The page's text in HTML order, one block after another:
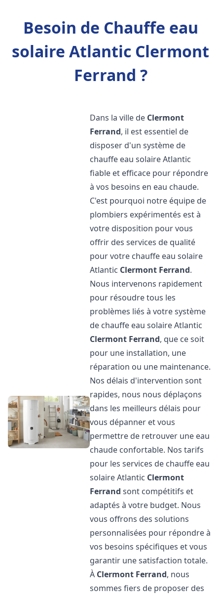
Besoin de Chauffe eau
solaire Atlantic Clermont
Ferrand ?
Dans la ville de Clermont
Ferrand, il est essentiel de
disposer d'un système de
chauffe eau solaire Atlantic
fiable et efficace pour répondre
à vos besoins en eau chaude.
C'est pourquoi notre équipe de
plombiers expérimentés est à
votre disposition pour vous
offrir des services de qualité
pour votre chauffe eau solaire
Atlantic Clermont Ferrand.
Nous intervenons rapidement
pour résoudre tous les
problèmes liés à votre système
de chauffe eau solaire Atlantic
Clermont Ferrand, que ce soit
pour une installation, une
réparation ou une maintenance.
Nos délais d'intervention sont
rapides, nous nous déplaçons
dans les meilleurs délais pour
vous dépanner et vous
permettre de retrouver une eau
chaude confortable. Nos tarifs
pour les services de chauffe eau
solaire Atlantic Clermont
Ferrand sont compétitifs et
adaptés à votre budget. Nous
vous offrons des solutions
personnalisées pour répondre à
vos besoins spécifiques et vous
garantir une satisfaction totale.
À Clermont Ferrand, nous
sommes fiers de proposer des